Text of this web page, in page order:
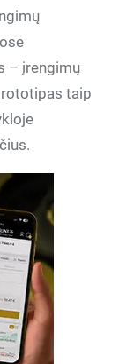
– įrengimų
taip